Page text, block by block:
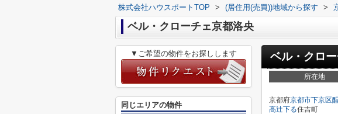
株式会社ハウスポートTOP > (居住用(売買))地域から探す >
ベル・クローチェ京都洛央
ベル・クロ
所在地
京都府京都市下京区
高辻下る住吉町
▼ご希望の物件をお探しします
同じエリアの物件